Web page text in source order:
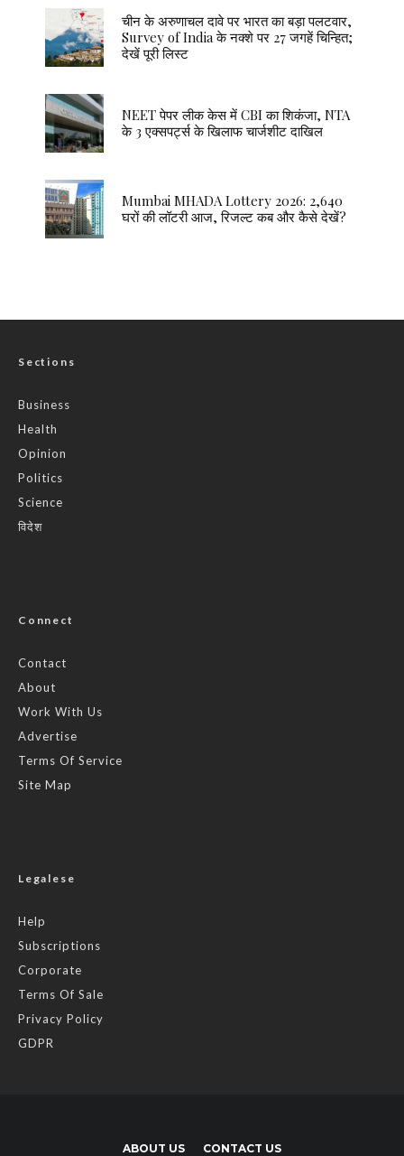
चीन के अरुणाचल दावे पर भारत का बड़ा पलटवार,
Survey of India के नक्शे पर 27 जगहें चिन्हित;
देखें पूरी लिस्ट
NEET पेपर लीक केस में CBI का शिकंजा, NTA
के 3 एक्सपर्ट्स के खिलाफ चार्जशीट दाखिल
Mumbai MHADA Lottery 2026: 2,640
घरों की लॉटरी आज, रिजल्ट कब और कैसे देखें?
Sections
Business
Health
Opinion
Politics
Science
विदेश
Connect
Contact
About
Work With Us
Advertise
Terms Of Service
Site Map
Legalese
Help
Subscriptions
Corporate
Terms Of Sale
Privacy Policy
GDPR
ABOUT US CONTACT US